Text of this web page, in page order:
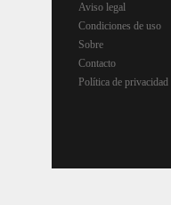
Aviso legal
Condiciones de uso
Sobre
Contacto
Política de privacidad